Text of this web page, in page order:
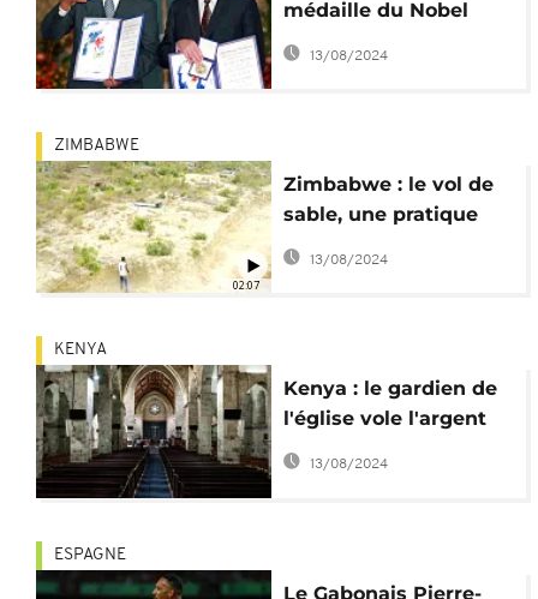
médaille du Nobel
décerné à FW de Klerk
dérobée
13/08/2024
02:07
ZIMBABWE
Zimbabwe : le vol de
sable, une pratique
qui se répand
13/08/2024
KENYA
Kenya : le gardien de
l'église vole l'argent
d'une importante
13/08/2024
ESPAGNE
Le Gabonais Pierre-